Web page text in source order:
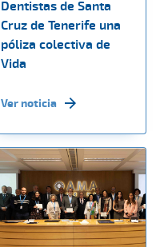
Dentistas de Santa
Cruz de Tenerife una
póliza colectiva de
Vida
Ver noticia